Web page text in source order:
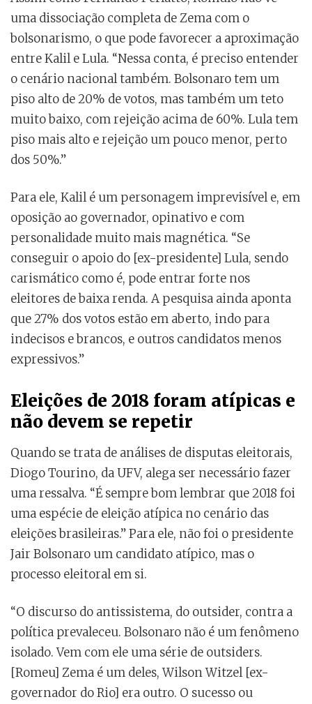
uma dissociação completa de Zema com o
bolsonarismo, o que pode favorecer a aproximação
entre Kalil e Lula. “Nessa conta, é preciso entender
o cenário nacional também. Bolsonaro tem um
piso alto de 20% de votos, mas também um teto
muito baixo, com rejeição acima de 60%. Lula tem
piso mais alto e rejeição um pouco menor, perto
dos 50%.”
Para ele, Kalil é um personagem imprevisível e, em
oposição ao governador, opinativo e com
personalidade muito mais magnética. “Se
conseguir o apoio do [ex-presidente] Lula, sendo
carismático como é, pode entrar forte nos
eleitores de baixa renda. A pesquisa ainda aponta
que 27% dos votos estão em aberto, indo para
indecisos e brancos, e outros candidatos menos
expressivos.”
Eleições de 2018 foram atípicas e
não devem se repetir
Quando se trata de análises de disputas eleitorais,
Diogo Tourino, da UFV, alega ser necessário fazer
uma ressalva. “É sempre bom lembrar que 2018 foi
uma espécie de eleição atípica no cenário das
eleições brasileiras.” Para ele, não foi o presidente
Jair Bolsonaro um candidato atípico, mas o
processo eleitoral em si.
“O discurso do antissistema, do outsider, contra a
política prevaleceu. Bolsonaro não é um fenômeno
isolado. Vem com ele uma série de outsiders.
[Romeu] Zema é um deles, Wilson Witzel [ex-
governador do Rio] era outro. O sucesso ou